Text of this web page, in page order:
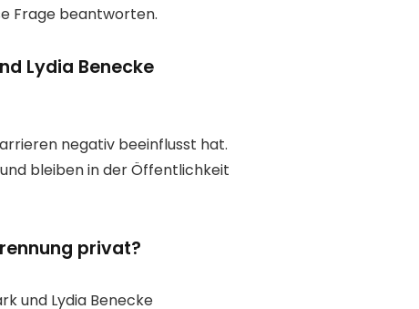
Frage beantworten.
Lydia Benecke
negativ beeinflusst hat.
bleiben in der Öffentlichkeit
privat?
und Lydia Benecke